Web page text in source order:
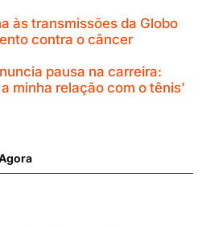
às transmissões da Globo
contra o câncer
pausa na carreira:
minha relação com o tênis'